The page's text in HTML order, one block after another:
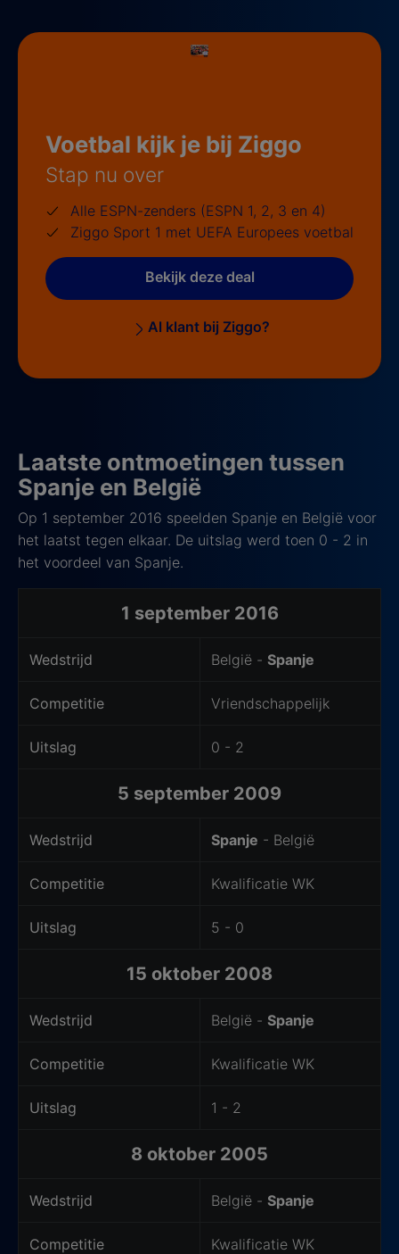
Voetbal kijk je bij Ziggo
Stap nu over
Alle ESPN-zenders (ESPN 1, 2, 3 en 4)
Ziggo Sport 1 met UEFA Europees voetbal
Bekijk deze deal
Al klant bij Ziggo?
Laatste ontmoetingen tussen
Spanje en België
Op 1 september 2016 speelden Spanje en België voor
het laatst tegen elkaar. De uitslag werd toen 0 - 2 in
het voordeel van Spanje.
1 september 2016
Wedstrijd België - Spanje
Competitie Vriendschappelijk
Uitslag 0 - 2
5 september 2009
Wedstrijd Spanje - België
Competitie Kwalificatie WK
Uitslag 5 - 0
15 oktober 2008
Wedstrijd België - Spanje
Competitie Kwalificatie WK
Uitslag 1 - 2
8 oktober 2005
Wedstrijd België - Spanje
Competitie Kwalificatie WK